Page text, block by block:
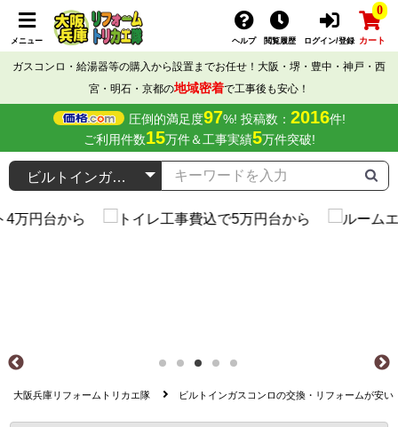
メニュー ヘルプ 閲覧履歴 ログイン/登録
0
カート
ガスコンロ・給湯器等の購入から設置までお任せ！大阪・堺・豊中・神戸・西
宮・明石・京都の地域密着で工事後も安心！
圧倒的満足度97%! 投稿数： 2016件!
ご利用件数15万件＆工事実績5万件突破!
大阪兵庫リフォームトリカエ隊 ビルトインガスコンロの交換・リフォームが安い